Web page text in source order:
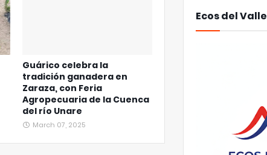
Guárico celebra la
tradición ganadera en
Zaraza, con Feria
Agropecuaria de la Cuenca
del río Unare
March 07, 2025
Ecos del Valle